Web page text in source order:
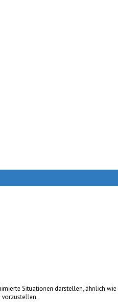
Situationen darstellen, ähnlich
vorzustellen.